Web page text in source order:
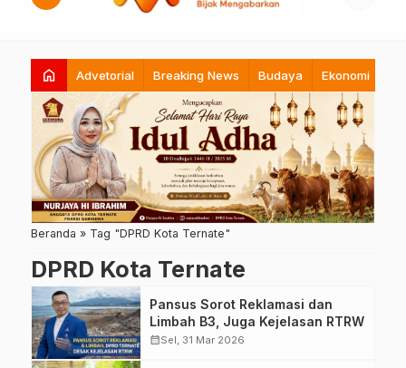
home Advetorial Breaking News Budaya Ekonomi
Beranda » Tag "DPRD Kota Ternate"
DPRD Kota Ternate
Pansus Sorot Reklamasi dan
Limbah B3, Juga Kejelasan RTRW
calendar_monthSel, 31 Mar 2026